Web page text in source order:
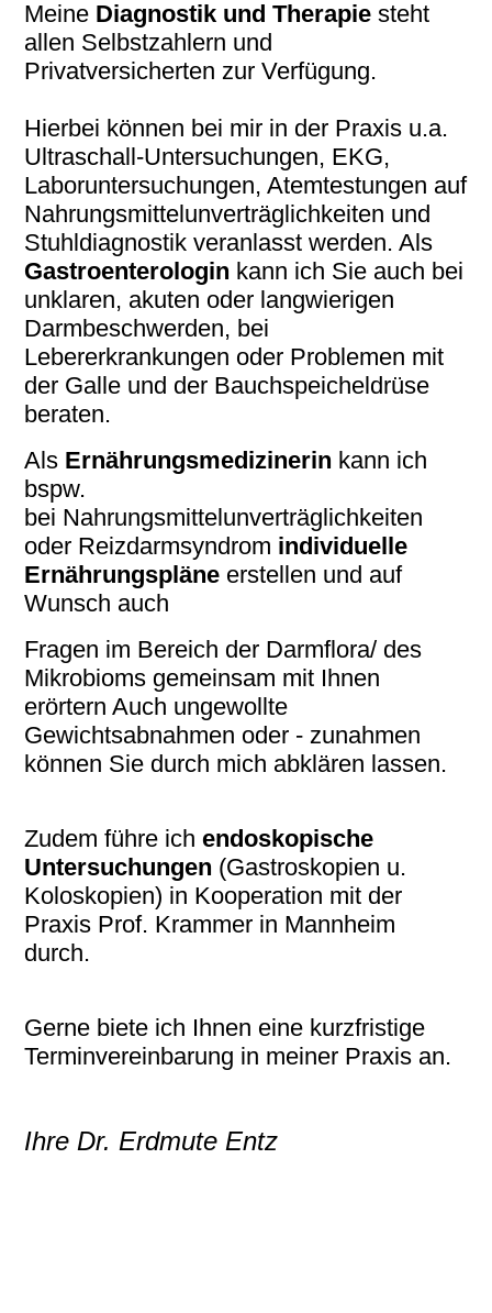
Meine Diagnostik und Therapiesteht
allen Selbstzahlern und
Privatversicherten zur Verfügung.
Hierbei können bei mir in der Praxis u.a.
Ultraschall-Untersuchungen, EKG,
Laboruntersuchungen, Atemtestungen auf
Nahrungsmittelunverträglichkeiten und
Stuhldiagnostik veranlasst werden. Als
Gastroenterologin kann ich Sie auch bei
unklaren, akuten oder langwierigen
Darmbeschwerden, bei
Lebererkrankungen oder Problemen mit
der Galle und der Bauchspeicheldrüse
beraten.
Als Ernährungsmedizinerin kann ich
bspw.
bei Nahrungsmittelunverträglichkeiten
oder Reizdarmsyndrom individuelle
Ernährungspläne erstellen und auf
Wunsch auch
Fragen im Bereich der Darmflora/ des
Mikrobioms gemeinsam mit Ihnen
erörtern Auch ungewollte
Gewichtsabnahmen oder - zunahmen
können Sie durch mich abklären lassen.
Zudem führe ichendoskopische
Untersuchungen (Gastroskopien u.
Koloskopien) in Kooperation mit der
Praxis Prof. Krammer in Mannheim
durch.
Gerne biete ich Ihnen eine kurzfristige
Terminvereinbarung in meiner Praxis an.
Ihre Dr. Erdmute Entz